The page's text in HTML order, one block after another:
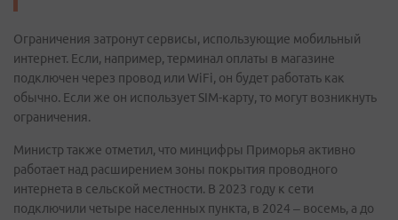
Ограничения затронут сервисы, использующие мобильный
интернет. Если, например, терминал оплаты в магазине
подключен через провод или WiFi, он будет работать как
обычно. Если же он использует SIM-карту, то могут возникнуть
ограничения.
Министр также отметил, что минцифры Приморья активно
работает над расширением зоны покрытия проводного
интернета в сельской местности. В 2023 году к сети
подключили четыре населенных пункта, в 2024 – восемь, а до